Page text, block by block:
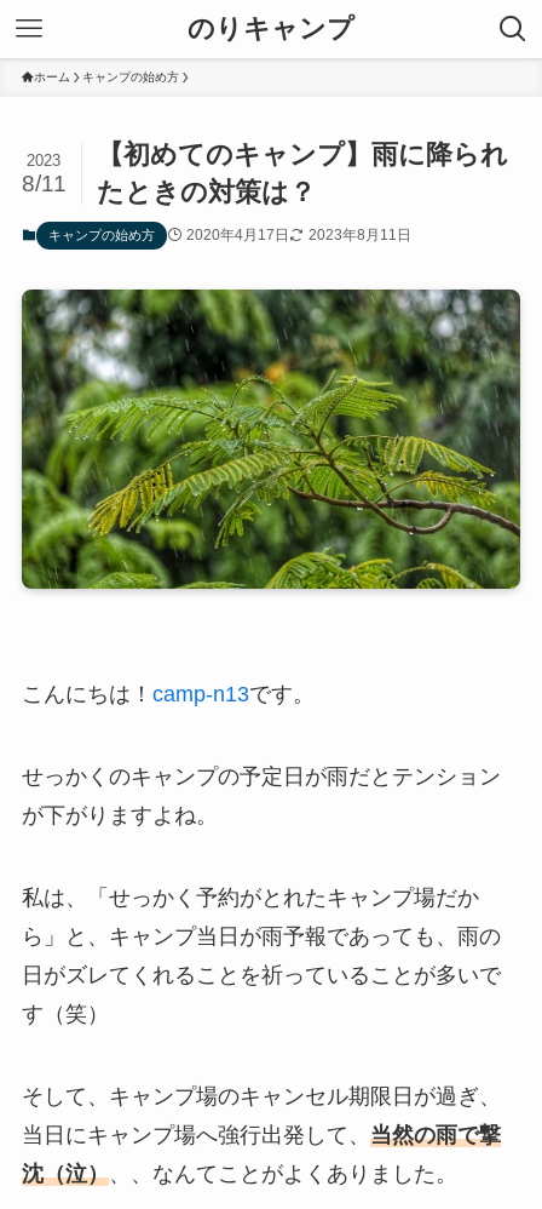
のりキャンプ
ホーム キャンプの始め方
【初めてのキャンプ】雨に降られ
たときの対策は？
2023
8/11
キャンプの始め方 2020年4月17日 2023年8月11日
こんにちは！ camp-n13です。
せっかくのキャンプの予定日が雨だとテンション
が下がりますよね。
私は、「せっかく予約がとれたキャンプ場だか
ら」と、キャンプ当日が雨予報であっても、雨の
日がズレてくれることを祈っていることが多いで
す（笑）
そして、キャンプ場のキャンセル期限日が過ぎ、
当日にキャンプ場へ強行出発して、 当然の雨で撃
沈（泣）、、なんてことがよくありました。